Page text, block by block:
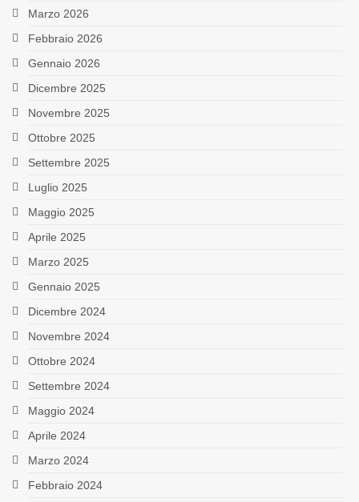
Marzo 2026
Febbraio 2026
Gennaio 2026
Dicembre 2025
Novembre 2025
Ottobre 2025
Settembre 2025
Luglio 2025
Maggio 2025
Aprile 2025
Marzo 2025
Gennaio 2025
Dicembre 2024
Novembre 2024
Ottobre 2024
Settembre 2024
Maggio 2024
Aprile 2024
Marzo 2024
Febbraio 2024